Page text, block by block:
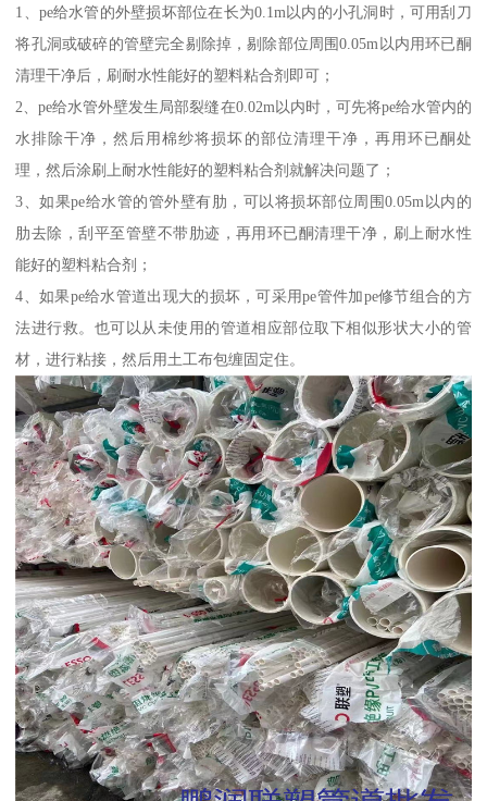
1、pe给水管的外壁损坏部位在长为0.1m以内的小孔洞时，可用刮刀
将孔洞或破碎的管壁完全剔除掉，剔除部位周围0.05m以内用环已酮
清理干净后，刷耐水性能好的塑料粘合剂即可；
2、pe给水管外壁发生局部裂缝在0.02m以内时，可先将pe给水管内的
水排除干净，然后用棉纱将损坏的部位清理干净，再用环已酮处
理，然后涂刷上耐水性能好的塑料粘合剂就解决问题了；
3、如果pe给水管的管外壁有肋，可以将损坏部位周围0.05m以内的
肋去除，刮平至管壁不带肋迹，再用环已酮清理干净，刷上耐水性
能好的塑料粘合剂；
4、如果pe给水管道出现大的损坏，可采用pe管件加pe修节组合的方
法进行救。也可以从未使用的管道相应部位取下相似形状大小的管
材，进行粘接，然后用土工布包缠固定住。